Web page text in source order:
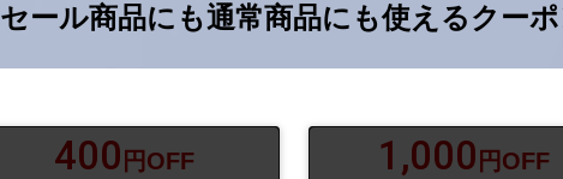
セール商品にも通常商品にも使えるクー
400 円OFF 1,000 円OFF